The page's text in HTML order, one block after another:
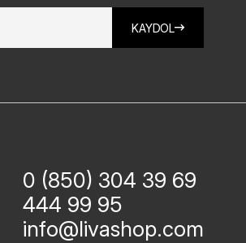
KAYDOL
0 (850) 304 39 69
444 99 95
info@livashop.com